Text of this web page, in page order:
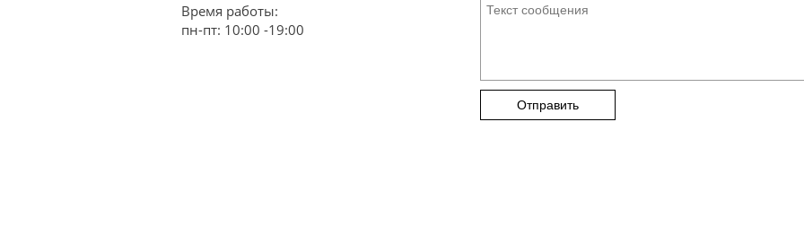
Время работы:
пн-пт: 10:00 -19:00